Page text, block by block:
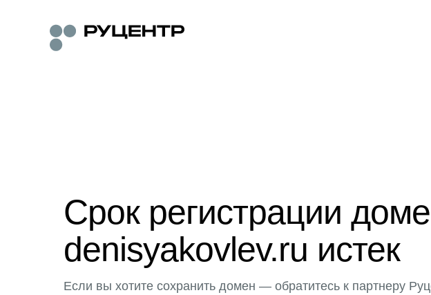
Срок регистрации
denisyakovlev.ru истек
Если вы хотите сохранить домен — обратитесь к партнеру